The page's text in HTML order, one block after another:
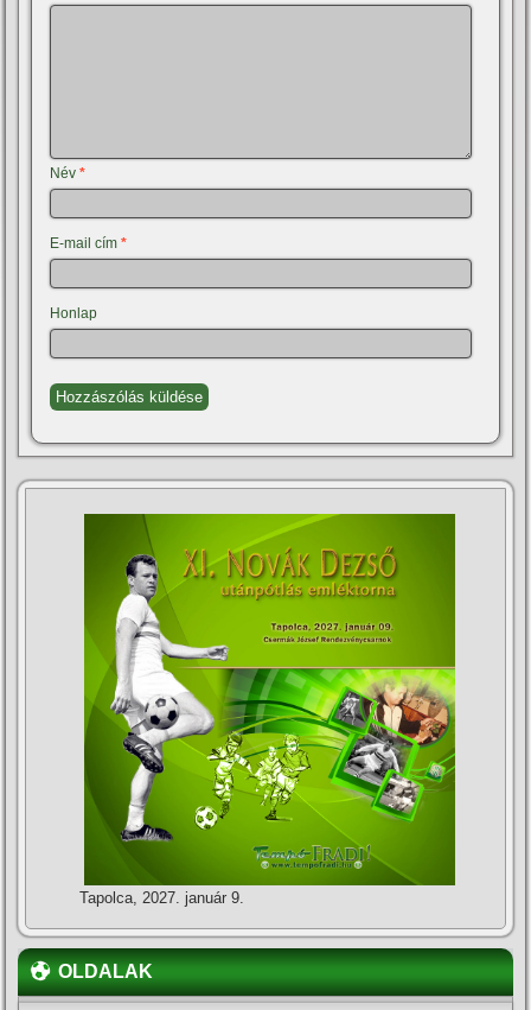
Név*
E-mail cím*
Honlap
Tapolca, 2027. január 9.
OLDALAK